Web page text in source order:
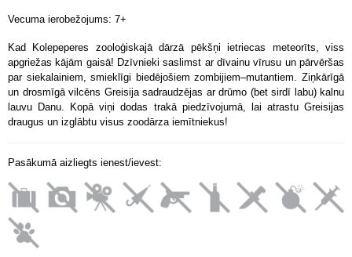
Vecuma ierobežojums: 7+
Kad Kolepeperes zooloģiskajā dārzā pēkšņi ietriecas meteorīts, viss
apgriežas kājām gaisā! Dzīvnieki saslimst ar dīvainu vīrusu un pārvēršas
par siekalainiem, smieklīgi biedējošiem zombijiem–mutantiem. Ziņkārīgā
un drosmīgā vilcēns Greisija sadraudzējas ar drūmo (bet sirdī labu) kalnu
lauvu Danu. Kopā viņi dodas trakā piedzīvojumā, lai atrastu Greisijas
draugus un izglābtu visus zoodārza iemītniekus!
Pasākumā aizliegts ienest/ievest: